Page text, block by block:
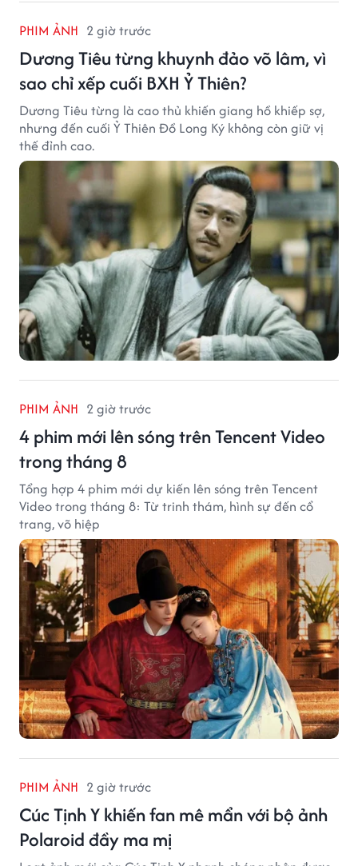
PHIM ẢNH 2 giờ trước
Dương Tiêu từng khuynh đảo võ lâm, vì
sao chỉ xếp cuối BXH Ỷ Thiên?
Dương Tiêu từng là cao thủ khiến giang hồ khiếp sợ,
nhưng đến cuối Ỷ Thiên Đồ Long Ký không còn giữ vị
thế đỉnh cao.
PHIM ẢNH 2 giờ trước
4 phim mới lên sóng trên Tencent Video
trong tháng 8
Tổng hợp 4 phim mới dự kiến lên sóng trên Tencent
Video trong tháng 8: Từ trinh thám, hình sự đến cổ
trang, võ hiệp
PHIM ẢNH 2 giờ trước
Cúc Tịnh Y khiến fan mê mẩn với bộ ảnh
Polaroid đầy ma mị